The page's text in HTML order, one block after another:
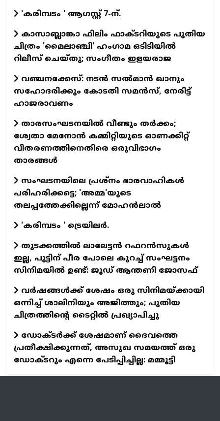
'കരിമ്പടം ' ആഗസ്റ്റ് 7-ന്.
കാസാബ്ലാങ്കാ ഫിലിം ഫാക്ടറിയുടെ പുതിയ
ചിത്രം 'മൈലാഞ്ചി' ഹംഗാമ ഒടിടിയില്‍
റിലീസ് ചെയ്തു; സംഗീതം ഇളയരാജ
വഞ്ചനക്കേസ്: നടന്‍ സല്‍മാന്‍ ഖാനും
സഹോദരിക്കും കോടതി സമന്‍സ്, നേരിട്ട്
ഹാജരാവണം
താരസംഘടനയില്‍ വീണ്ടും തര്‍ക്കം;
ശ്വേതാ മേനോന്‍ കമ്മിറ്റിയുടെ ഓണക്കിറ്റ്
വിതരണത്തിനെതിരെ ഒരുവിഭാഗം
താരങ്ങള്‍
സംഘടനയിലെ പ്രശ്നം ഭാരവാഹികൾ
പരിഹരിക്കട്ടെ; 'അമ്മ'യുടെ
തലപ്പത്തേക്കില്ലെന്ന് മോഹൻലാൽ
'കരിമ്പടം ' ട്രെയിലര്‍.
തുടക്കത്തില്‍ ലാലേട്ടന്‍ റഫറന്‍സുകള്‍
ഇല്ല, പുട്ടിന് പീര പോലെ കുറച്ച് സംഘട്ടനം
സിനിമയില്‍ ഉണ്ട്: ജൂഡ് ആന്തണി ജോസഫ്
വര്‍ഷങ്ങള്‍ക്ക് ശേഷം ഒരു സിനിമയ്ക്കായി
ഒന്നിച്ച് ശാലിനിയും അജിത്തും; പുതിയ
ചിത്രത്തിന്റെ ടൈറ്റില്‍ പ്രഖ്യാപിച്ചു
ഡോക്ടര്‍ക്ക് ശേഷമാണ് ദൈവത്തെ
പ്രതീക്ഷിക്കുന്നത്, അസുഖ സമയത്ത് ഒരു
ഡോക്ടറും എന്നെ പേടിപ്പിച്ചില്ല: മമ്മൂട്ടി